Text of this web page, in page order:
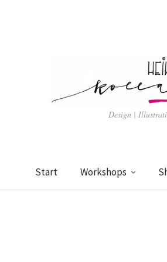
Design |
Start Workshops